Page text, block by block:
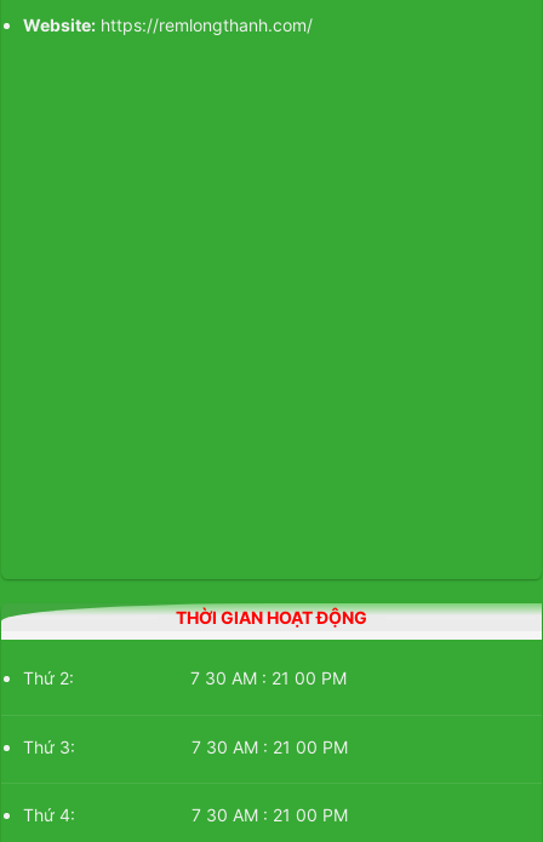
Website: https://remlongthanh.com/
THỜI GIAN HOẠT ĐỘNG
Thứ 2: 7 30 AM : 21 00 PM
Thứ 3: 7 30 AM : 21 00 PM
Thứ 4: 7 30 AM : 21 00 PM